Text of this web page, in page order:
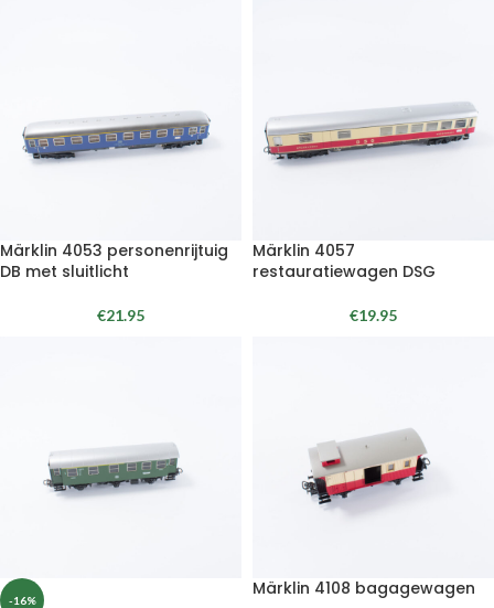
Märklin 4053 personenrijtuig
DB met sluitlicht
€21.95
Märklin 4057
restauratiewagen DSG
€19.95
-16%
Märklin 4108 bagagewagen